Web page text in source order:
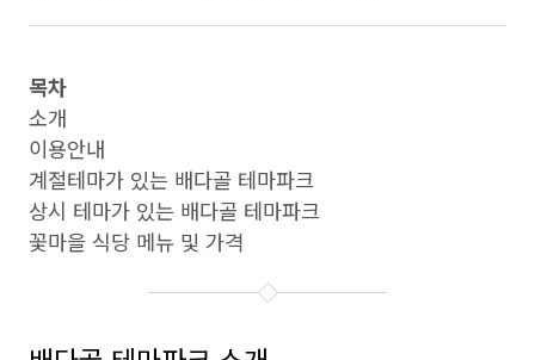
목차
소개
이용안내
계절테마가 있는 배다골 테마파크
상시 테마가 있는 배다골 테마파크
꽃마을 식당 메뉴 및 가격